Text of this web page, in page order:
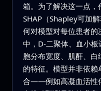
箱。为了解决这一点，
SHAP（Shapley可加
何对模型对每位患者
中，D-二聚体、血小
胞分布宽度、肌酐、
的特征。模型并非依赖
合——例如高凝血活性